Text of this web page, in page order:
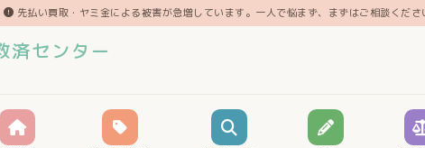
先払い買取・ヤミ金による被害が急増しています。一人で悩まず、まずはご相談くださ
済センター